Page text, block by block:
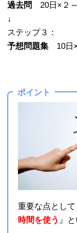
過去問
20日×２
↓
ステップ３：
予想問題集 10日
ポイント
重要な点として
時間を使う 』